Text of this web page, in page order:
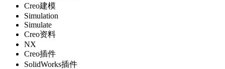
Creo建模
Simulation
Simulate
Creo资料
NX
Creo插件
SolidWorks插件